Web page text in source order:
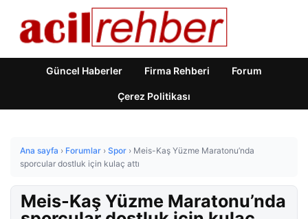
Güncel Haberler Firma Rehberi Forum
Çerez Politikası
Ana sayfa › Forumlar › Spor › Meis-Kaş Yüzme Maratonu’nda
sporcular dostluk için kulaç attı
Meis-Kaş Yüzme Maratonu’nda